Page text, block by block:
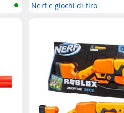
Nerf e giochi di tiro